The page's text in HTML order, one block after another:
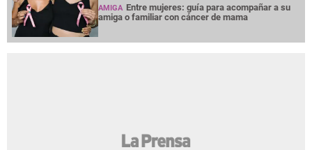
AMIGA Entre mujeres: guía para acompañar a su
amiga o familiar con cáncer de mama